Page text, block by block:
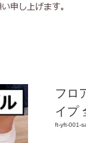
フロ
イプ
ft-yft-001-